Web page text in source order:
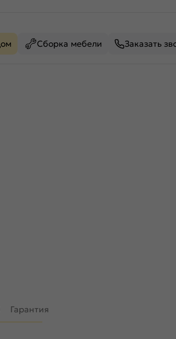
Сборка мебели Заказать
Гарантия